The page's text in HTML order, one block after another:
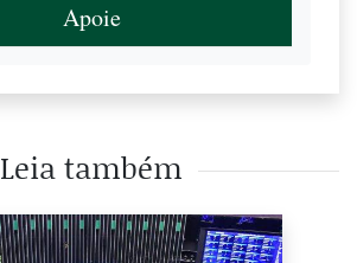
Apoie
Leia também